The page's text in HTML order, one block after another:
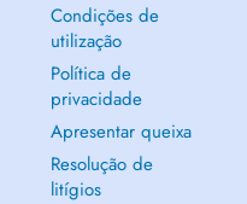
Condições de
utilização
Política de
privacidade
Apresentar queixa
Resolução de
litígios